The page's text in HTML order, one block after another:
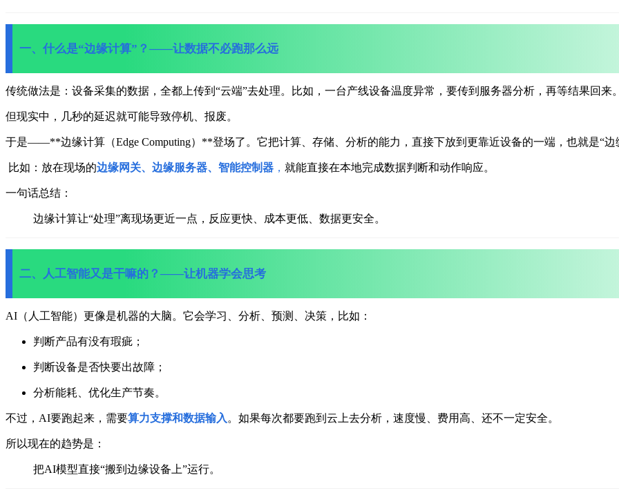
一、什么是“边缘计算”？——让数据不必跑那么远
传统做法是：设备采集的数据，全都上传到“云端”去处理。 比如，一台产线设备温度异常，要传到服务器分析，再等结果回来
但现实中，几秒的延迟就可能导致停机、报废。
于是——**边缘计算（Edge Computing）**登场了。 它把计算、存储、分析的能力， 直接下放到更靠近设备的一端，也就是“边
比如： 放在现场的边缘网关、边缘服务器、智能控制器 ， 就能直接在本地完成数据判断和动作响应。
一句话总结：
边缘计算让“处理”离现场更近一点，反应更快、成本更低、数据更安全。
二、人工智能又是干嘛的？——让机器学会思考
AI（人工智能）更像是机器的大脑。 它会学习、分析、预测、决策，比如：
判断产品有没有瑕疵；
判断设备是否快要出故障；
分析能耗、优化生产节奏。
不过，AI要跑起来，需要算力支撑和数据输入 。 如果每次都要跑到云上去分析，速度慢、费用高、还不一定安全。
所以现在的趋势是：
把AI模型直接“搬到边缘设备上”运行。